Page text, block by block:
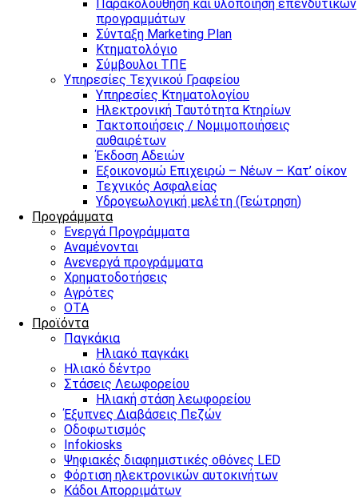
Παρακολούθηση και υλοποίηση επενδυτικών
προγραμμάτων
Σύνταξη Marketing Plan
Κτηματολόγιο
Σύμβουλοι ΤΠΕ
Υπηρεσίες Τεχνικού Γραφείου
Υπηρεσίες Κτηματολογίου
Ηλεκτρονική Ταυτότητα Κτηρίων
Τακτοποιήσεις / Νομιμοποιήσεις
αυθαιρέτων
Έκδοση Αδειών
Εξοικονομώ Επιχειρώ – Νέων – Κατ’ οίκον
Τεχνικός Ασφαλείας
Υδρογεωλογική μελέτη (Γεώτρηση)
Προγράμματα
Ενεργά Προγράμματα
Αναμένονται
Ανενεργά προγράμματα
Χρηματοδοτήσεις
Αγρότες
ΟΤΑ
Προϊόντα
Παγκάκια
Ηλιακό παγκάκι
Ηλιακό δέντρο
Στάσεις Λεωφορείου
Ηλιακή στάση λεωφορείου
Έξυπνες Διαβάσεις Πεζών
Οδοφωτισμός
Infokiosks
Ψηφιακές διαφημιστικές οθόνες LED
Φόρτιση ηλεκτρονικών αυτοκινήτων
Κάδοι Απορριμάτων